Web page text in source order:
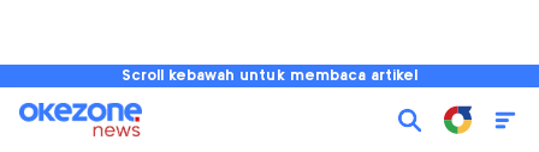
Scroll kebawah untuk membaca artikel